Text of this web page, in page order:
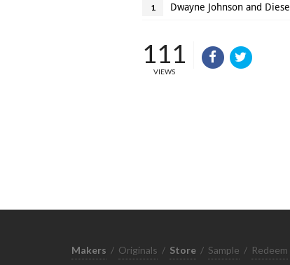
1 Dwayne Johnson and
111
VIEWS
Makers / Originals / Store / Sample / Redeem